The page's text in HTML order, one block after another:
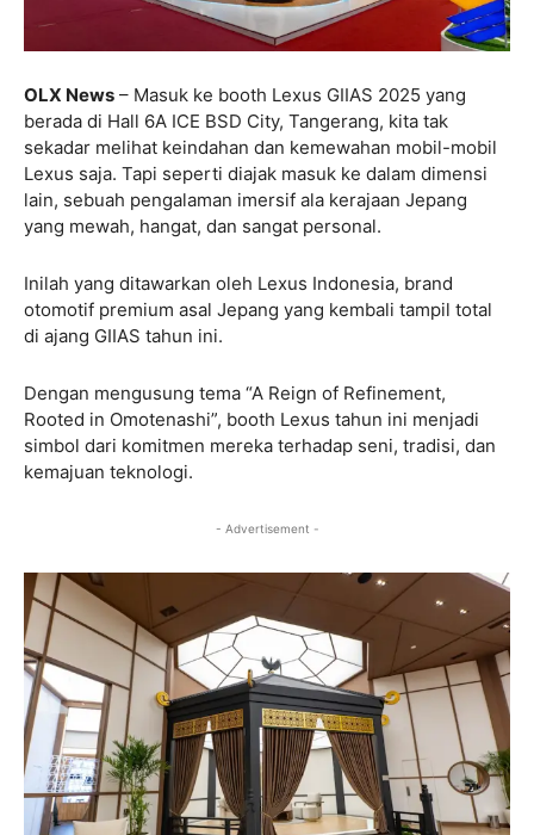
OLX News – Masuk ke booth Lexus GIIAS 2025 yang
berada di Hall 6A ICE BSD City, Tangerang, kita tak
sekadar melihat keindahan dan kemewahan mobil-mobil
Lexus saja. Tapi seperti diajak masuk ke dalam dimensi
lain, sebuah pengalaman imersif ala kerajaan Jepang
yang mewah, hangat, dan sangat personal.
Inilah yang ditawarkan oleh Lexus Indonesia, brand
otomotif premium asal Jepang yang kembali tampil total
di ajang GIIAS tahun ini.
Dengan mengusung tema “A Reign of Refinement,
Rooted in Omotenashi”, booth Lexus tahun ini menjadi
simbol dari komitmen mereka terhadap seni, tradisi, dan
kemajuan teknologi.
- Advertisement -